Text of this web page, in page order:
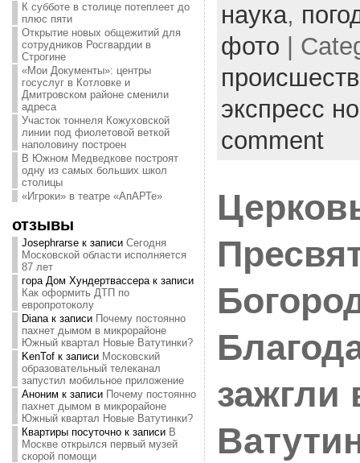
К субботе в столице потеплеет до
плюс пяти
Открытие новых общежитий для
сотрудников Росгвардии в
Строгине
«Мои Документы»: центры
госуслуг в Котловке и
Дмитровском районе сменили
адреса
Участок тоннеля Кожуховской
линии под фиолетовой веткой
наполовину построен
В Южном Медведкове построят
одну из самых больших школ
столицы
«Игроки» в театре «АпАРТе»
отзывы
Josephrarseк записи Сегодня
Московской области исполняется
87 лет
гора Дом Хундертвассерак записи
Как оформить ДТП по
европротоколу
Dianaк записи Почему постоянно
пахнет дымом в микрорайоне
Южный квартал Новые Ватутинки?
KenTofк записи Московский
образовательный телеканал
запустил мобильное приложение
Аноним к записи Почему постоянно
пахнет дымом в микрорайоне
Южный квартал Новые Ватутинки?
Квартиры посуточнок записи В
Москве открылся первый музей
скорой помощи
наука,
фото |
экспресс
comment